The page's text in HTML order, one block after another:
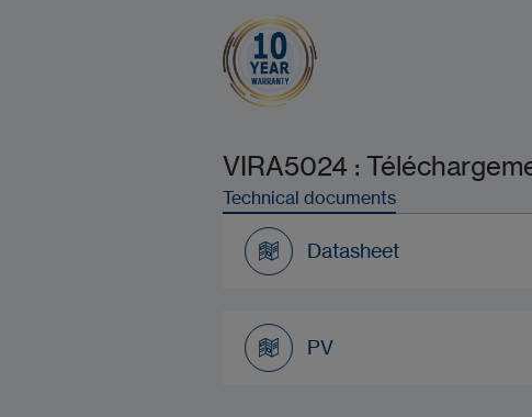
VIRA5024 :
Technical documents
Datasheet
PV